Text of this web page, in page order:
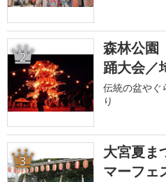
2
森林公
踊大会／
伝統の盆やぐ
り
3
大宮夏ま
マーフェ